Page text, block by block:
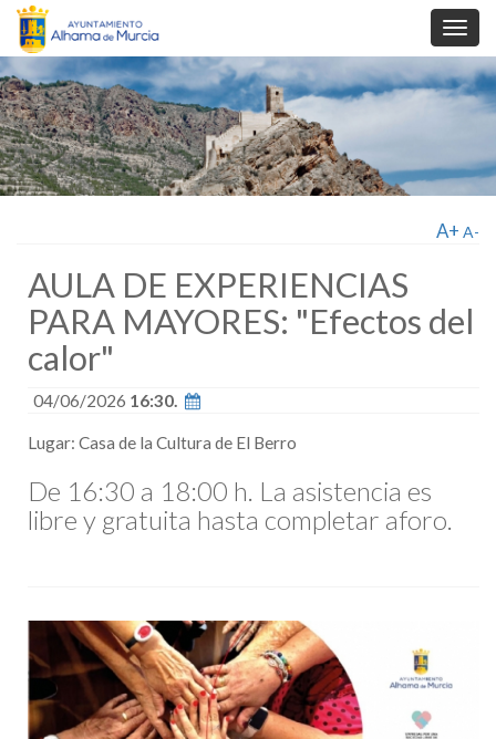
A+ A-
AULA DE EXPERIENCIAS
PARA MAYORES: "Efectos del
calor"
04/06/2026 16:30.
Lugar: Casa de la Cultura de El Berro
De 16:30 a 18:00 h. La asistencia es
libre y gratuita hasta completar aforo.